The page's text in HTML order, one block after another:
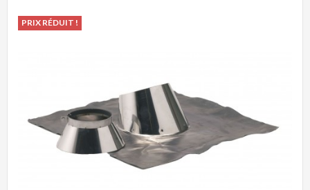
PRIX RÉDUIT !